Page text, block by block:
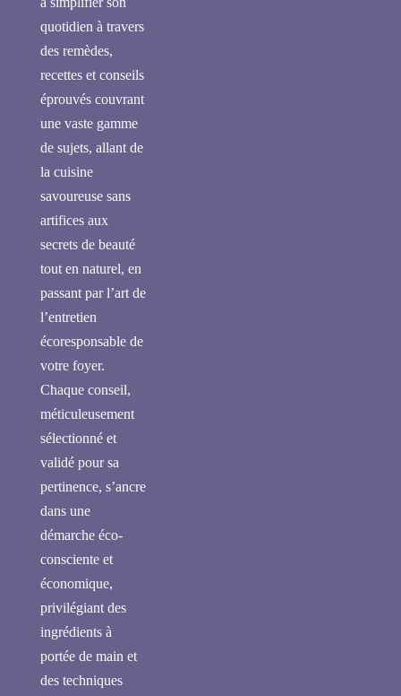
quotidien à travers
des remèdes,
recettes et conseils
éprouvés couvrant
une vaste gamme
de sujets, allant de
la cuisine
savoureuse sans
artifices aux
secrets de beauté
tout en naturel, en
passant par l’art de
l’entretien
écoresponsable de
votre foyer.
Chaque conseil,
méticuleusement
sélectionné et
validé pour sa
pertinence, s’ancre
dans une
démarche éco-
consciente et
économique,
privilégiant des
ingrédients à
portée de main et
des techniques